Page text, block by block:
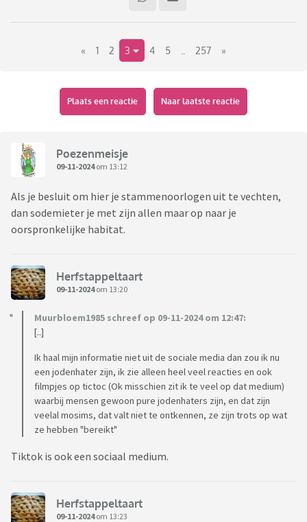
« 1 2 3 4 5 257 »
Plaats een reactie Naar laatste reactie
Poezenmeisje
09-11-2024om 13:12
Als je besluit om hier je stammenoorlogen uit te vechten,
dan sodemieter je met zijn allen maar op naar je
oorspronkelijke habitat.
Herfstappeltaart
09-11-2024om 13:20
Muurbloem1985 schreef op 09-11-2024 om 12:47:
[..]
Ik haal mijn informatie niet uit de sociale media dan zou ik nu
een jodenhater zijn, ik zie alleen heel veel reacties en ook
filmpjes op tictoc (Ok misschien zit ik te veel op dat medium)
waarbij mensen gewoon pure jodenhaters zijn, en dat zijn
veelal mosims, dat valt niet te ontkennen, ze zijn trots op wat
ze hebben "bereikt"
Tiktok is ook een sociaal medium.
Herfstappeltaart
09-11-2024om 13:23